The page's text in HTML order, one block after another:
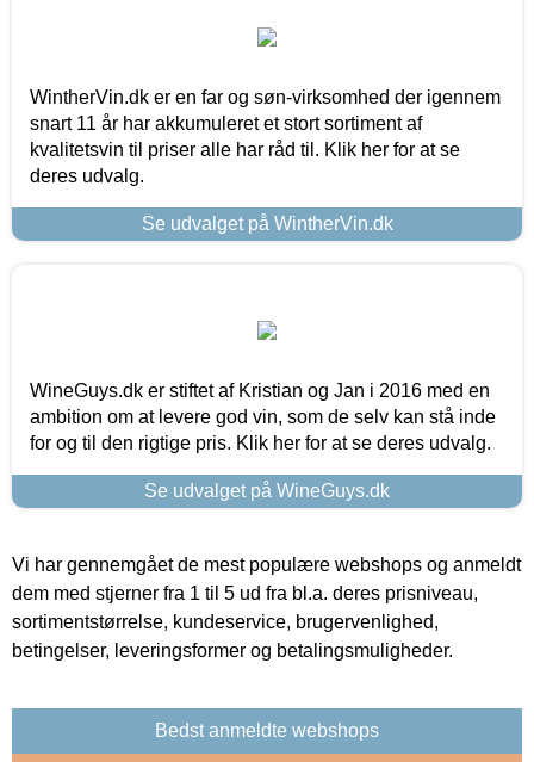
WintherVin.dk er en far og søn-virksomhed der igennem
snart 11 år har akkumuleret et stort sortiment af
kvalitetsvin til priser alle har råd til. Klik her for at se
deres udvalg.
Se udvalget på WintherVin.dk
WineGuys.dk er stiftet af Kristian og Jan i 2016 med en
ambition om at levere god vin, som de selv kan stå inde
for og til den rigtige pris. Klik her for at se deres udvalg.
Se udvalget på WineGuys.dk
Vi har gennemgået de mest populære webshops og anmeldt
dem med stjerner fra 1 til 5 ud fra bl.a. deres prisniveau,
sortimentstørrelse, kundeservice, brugervenlighed,
betingelser, leveringsformer og betalingsmuligheder.
Bedst anmeldte webshops